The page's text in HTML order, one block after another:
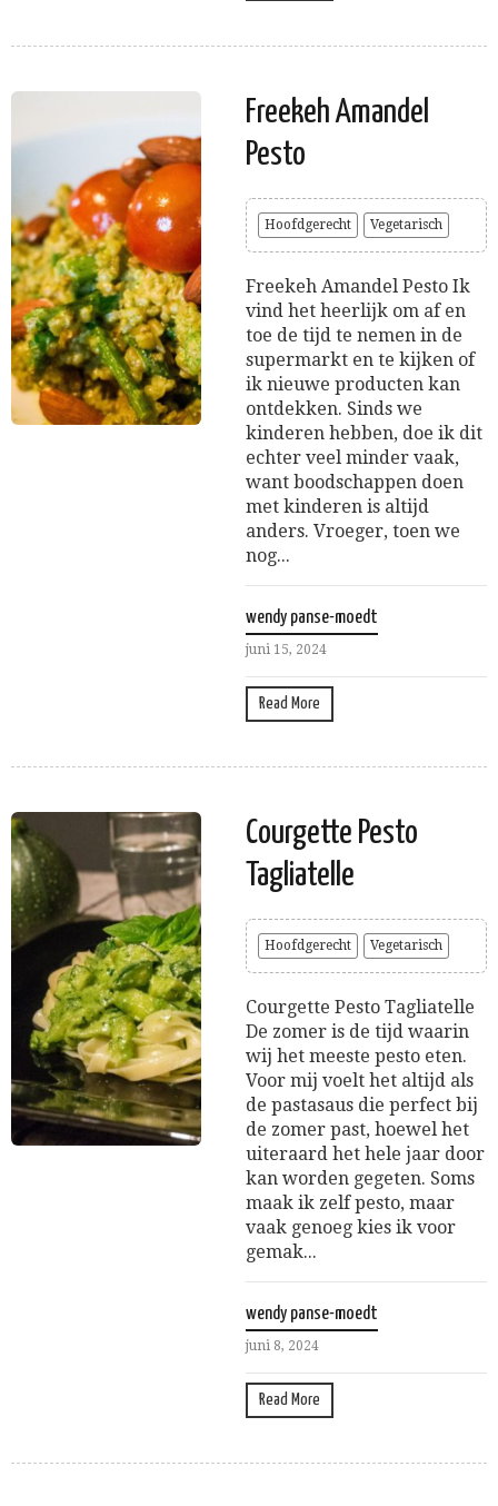
Freekeh Amandel
Pesto
Hoofdgerecht Vegetarisch
Freekeh Amandel Pesto Ik
vind het heerlijk om af en
toe de tijd te nemen in de
supermarkt en te kijken of
ik nieuwe producten kan
ontdekken. Sinds we
kinderen hebben, doe ik dit
echter veel minder vaak,
want boodschappen doen
met kinderen is altijd
anders. Vroeger, toen we
nog...
wendy panse-moedt
juni 15, 2024
Read More
Courgette Pesto
Tagliatelle
Hoofdgerecht Vegetarisch
Courgette Pesto Tagliatelle
De zomer is de tijd waarin
wij het meeste pesto eten.
Voor mij voelt het altijd als
de pastasaus die perfect bij
de zomer past, hoewel het
uiteraard het hele jaar door
kan worden gegeten. Soms
maak ik zelf pesto, maar
vaak genoeg kies ik voor
gemak...
wendy panse-moedt
juni 8, 2024
Read More